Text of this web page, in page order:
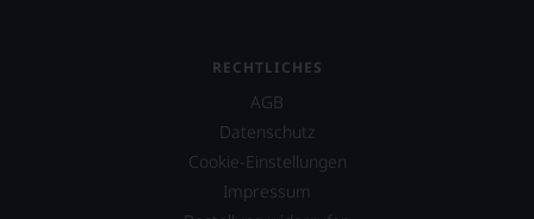
RECHTLICHES
AGB
Datenschutz
Cookie-Einstellungen
Impressum